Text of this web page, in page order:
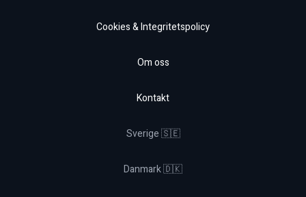
Cookies & Integritetspolicy
Om oss
Kontakt
Sverige 🇸🇪
Danmark 🇩🇰